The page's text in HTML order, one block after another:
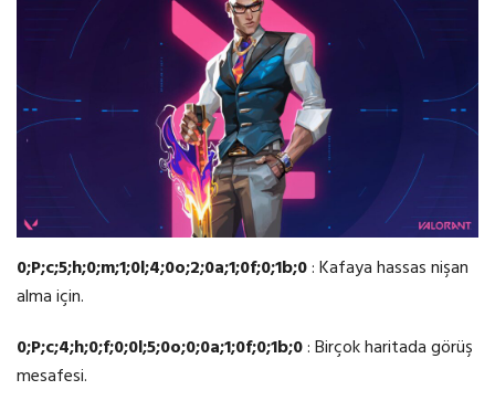
0;P;c;5;h;0;m;1;0l;4;0o;2;0a;1;0f;0;1b;0: Kafaya hassas nişan
alma için.
0;P;c;4;h;0;f;0;0l;5;0o;0;0a;1;0f;0;1b;0: Birçok haritada görüş
mesafesi.